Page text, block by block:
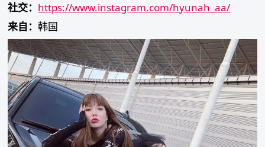
社交： https://www.instagram.com/hyunah_aa/
来自：韩国